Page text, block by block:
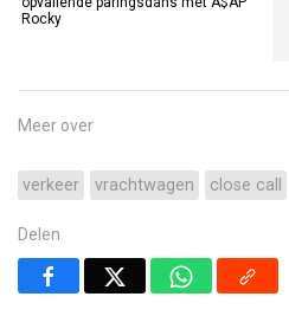
Rocky
Meer over
verkeer vrachtwagen close call
Delen